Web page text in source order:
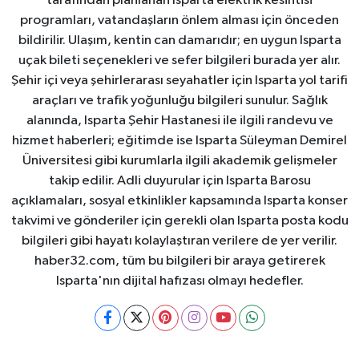
programları, vatandaşların önlem alması için önceden
bildirilir. Ulaşım, kentin can damarıdır; en uygun Isparta
uçak bileti seçenekleri ve sefer bilgileri burada yer alır.
Şehir içi veya şehirlerarası seyahatler için Isparta yol tarifi
araçları ve trafik yoğunluğu bilgileri sunulur. Sağlık
alanında, Isparta Şehir Hastanesi ile ilgili randevu ve
hizmet haberleri; eğitimde ise Isparta Süleyman Demirel
Üniversitesi gibi kurumlarla ilgili akademik gelişmeler
takip edilir. Adli duyurular için Isparta Barosu
açıklamaları, sosyal etkinlikler kapsamında Isparta konser
takvimi ve gönderiler için gerekli olan Isparta posta kodu
bilgileri gibi hayatı kolaylaştıran verilere de yer verilir.
haber32.com, tüm bu bilgileri bir araya getirerek
Isparta'nın dijital hafızası olmayı hedefler.